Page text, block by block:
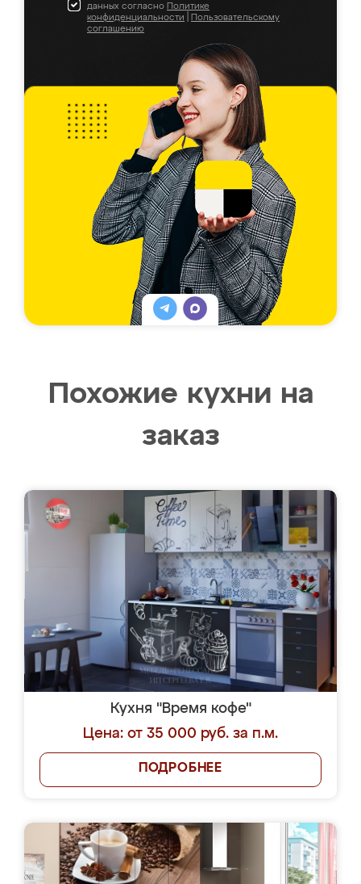
данных согласно Политике
конфиденциальности
Пользовательскому
соглашению
Похожие кухни на
заказ
Кухня "Время кофе"
Цена: от 35 000 руб. за п.м.
ПОДРОБНЕЕ